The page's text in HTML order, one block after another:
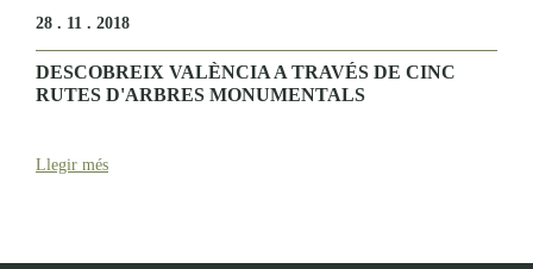
28 . 11 . 2018
DESCOBREIX VALÈNCIA A TRAVÉS DE CINC
RUTES D'ARBRES MONUMENTALS
Llegir més